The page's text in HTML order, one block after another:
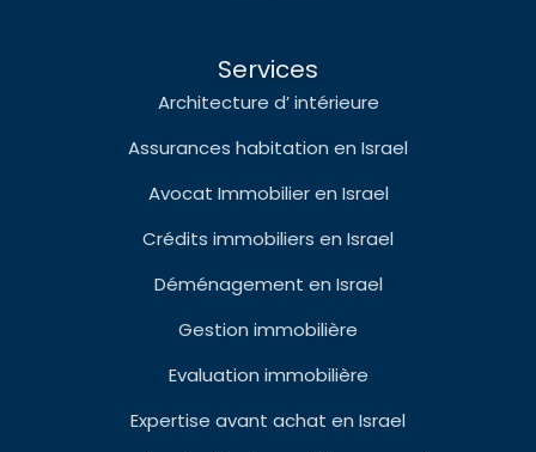
Services
Architecture d’ intérieure
Assurances habitation en Israel
Avocat Immobilier en Israel
Crédits immobiliers en Israel
Déménagement en Israel
Gestion immobilière
Evaluation immobilière
Expertise avant achat en Israel